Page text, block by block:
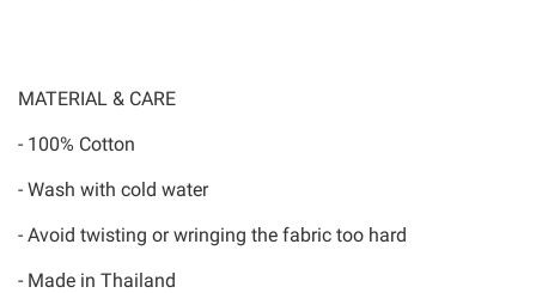
MATERIAL & CARE
- 100% Cotton
- Wash with cold water
- Avoid twisting or wringing the fabric too hard
- Made in Thailand